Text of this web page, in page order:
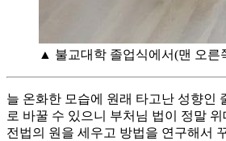
▲ 불교대학 졸업식에서(맨 오른
늘 온화한 모습에 원래 타고난 성향인
로 바꿀 수 있으니 부처님 법이 정말
전법의 원을 세우고 방법을 연구해서